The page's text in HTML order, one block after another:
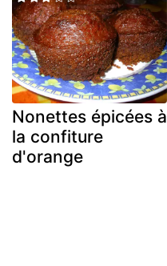
Nonettes épicées à
la confiture
d'orange